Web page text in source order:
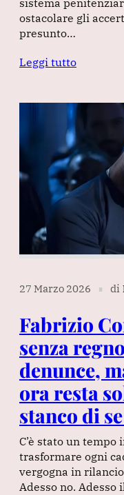
ostacolare gli
presunto…
Leggi tutto
27 Marzo 2026 ∎ di
Fabrizio
senza
denunce,
ora resta
stanco di
C’è stato un
trasformare ogni
vergogna in
Adesso no. Adesso